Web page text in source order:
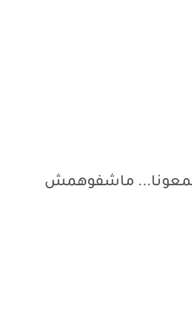
ماشفوهمش